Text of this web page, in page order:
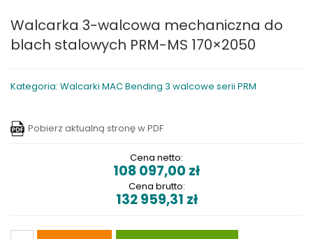
Walcarka 3-walcowa mechaniczna do
blach stalowych PRM-MS 170×2050
Kategoria: Walcarki MAC Bending 3 walcowe serii PRM
Pobierz aktualną stronę w PDF
Cena netto:
108 097,00 zł
Cena brutto:
132 959,31 zł